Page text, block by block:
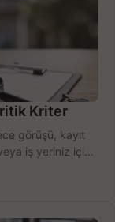
Kriter
görüşü, kayıt
iş yeriniz için